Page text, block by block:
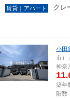
賃貸｜アパート クレ
小田
市）
神奈
築年
階数